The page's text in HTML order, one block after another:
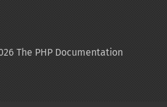
The PHP Documentation